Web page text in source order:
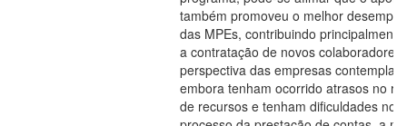
também promoveu o melhor
das MPEs, contribuindo
a contratação de novos
perspectiva das empresas
embora tenham ocorrido atrasos no
de recursos e tenham dificuldades no